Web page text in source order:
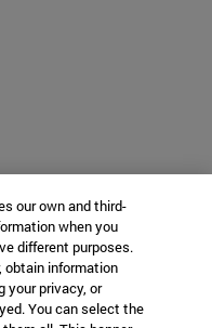
our own and third-
when you
different purposes.
obtain information
your privacy, or
You can select the